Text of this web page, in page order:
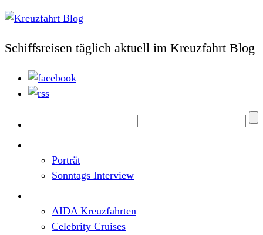
Schiffsreisen täglich aktuell im Kreuzfahrt Blog
Porträt
Sonntags Interview
AIDA Kreuzfahrten
Celebrity Cruises